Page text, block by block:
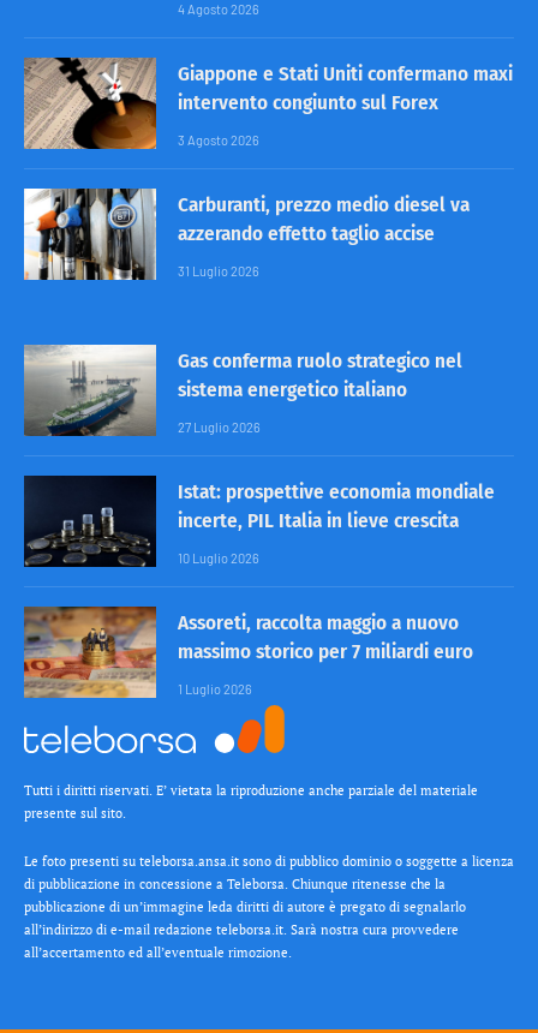
4 Agosto 2026
Giappone e Stati Uniti confermano maxi
intervento congiunto sul Forex
3 Agosto 2026
Carburanti, prezzo medio diesel va
azzerando effetto taglio accise
31 Luglio 2026
Gas conferma ruolo strategico nel
sistema energetico italiano
27 Luglio 2026
Istat: prospettive economia mondiale
incerte, PIL Italia in lieve crescita
10 Luglio 2026
Assoreti, raccolta maggio a nuovo
massimo storico per 7 miliardi euro
1 Luglio 2026
Tutti i diritti riservati. E’ vietata la riproduzione anche parziale del materiale
presente sul sito.
Le foto presenti su teleborsa.ansa.it sono di pubblico dominio o soggette a licenza
di pubblicazione in concessione a Teleborsa. Chiunque ritenesse che la
pubblicazione di un’immagine leda diritti di autore è pregato di segnalarlo
all’indirizzo di e-mail redazione teleborsa.it. Sarà nostra cura provvedere
all’accertamento ed all’eventuale rimozione.